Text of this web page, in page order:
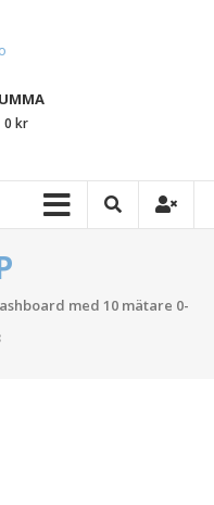
0 kr
med 10 mätare 0-